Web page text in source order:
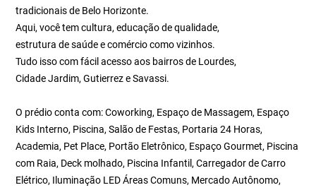
tradicionais de Belo Horizonte.
Aqui, você tem cultura, educação de qualidade,
estrutura de saúde e comércio como vizinhos.
Tudo isso com fácil acesso aos bairros de Lourdes,
Cidade Jardim, Gutierrez e Savassi.
O prédio conta com: Coworking, Espaço de Massagem, Espaço
Kids Interno, Piscina, Salão de Festas, Portaria 24 Horas,
Academia, Pet Place, Portão Eletrônico, Espaço Gourmet, Piscina
com Raia, Deck molhado, Piscina Infantil, Carregador de Carro
Elétrico, Iluminação LED Áreas Comuns, Mercado Autônomo,